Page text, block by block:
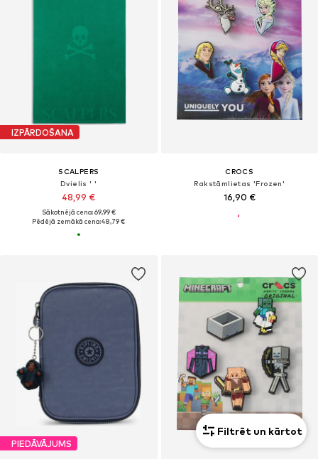
IZPĀRDOŠANA
SCALPERS
Dvielis ' '
48,99 €
Sākotnējā cena: 69,99 €
Pēdējā zemākā cena:48,79 €
CROCS
Rakstāmlietas 'Frozen'
16,90 €
PIEDĀVĀJUMS
Filtrēt un kārtot